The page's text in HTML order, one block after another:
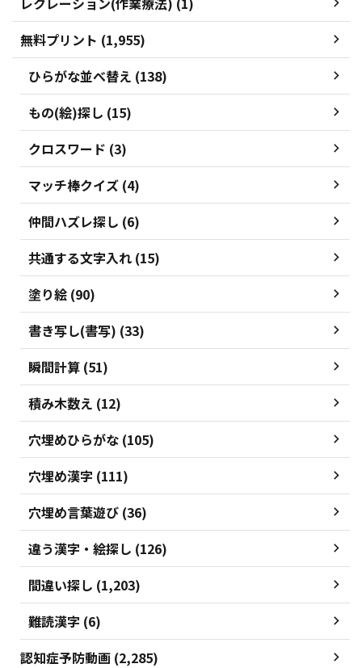
無料プリント (1,955)
ひらがな並べ替え (138)
もの(絵)探し (15)
クロスワード (3)
マッチ棒クイズ (4)
仲間ハズレ探し (6)
共通する文字入れ (15)
塗り絵 (90)
書き写し(書写) (33)
瞬間計算 (51)
積み木数え (12)
穴埋めひらがな (105)
穴埋め漢字 (111)
穴埋め言葉遊び (36)
違う漢字・絵探し (126)
間違い探し (1,203)
難読漢字 (6)
認知症予防動画 (2,285)